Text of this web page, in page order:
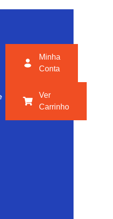
Minha
Conta
Ver
Carrinho